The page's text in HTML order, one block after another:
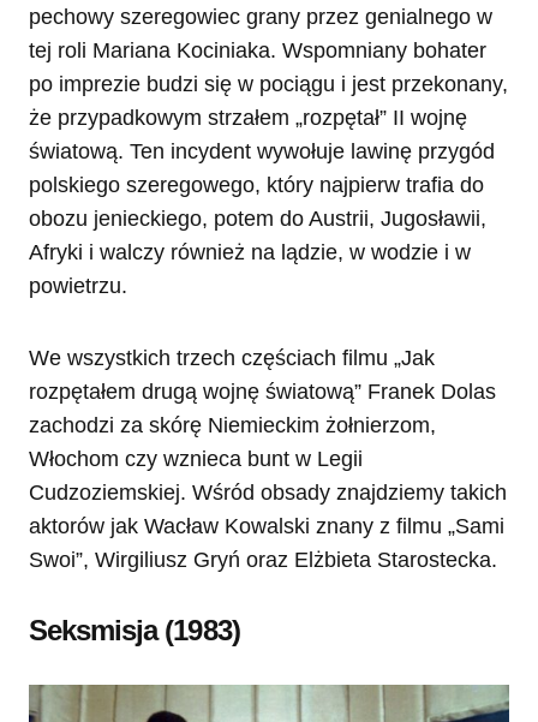
pechowy szeregowiec grany przez genialnego w
tej roli Mariana Kociniaka. Wspomniany bohater
po imprezie budzi się w pociągu i jest przekonany,
że przypadkowym strzałem „rozpętał” II wojnę
światową. Ten incydent wywołuje lawinę przygód
polskiego szeregowego, który najpierw trafia do
obozu jenieckiego, potem do Austrii, Jugosławii,
Afryki i walczy również na lądzie, w wodzie i w
powietrzu.
We wszystkich trzech częściach filmu „Jak
rozpętałem drugą wojnę światową” Franek Dolas
zachodzi za skórę Niemieckim żołnierzom,
Włochom czy wznieca bunt w Legii
Cudzoziemskiej. Wśród obsady znajdziemy takich
aktorów jak Wacław Kowalski znany z filmu „Sami
Swoi”, Wirgiliusz Gryń oraz Elżbieta Starostecka.
Seksmisja (1983)